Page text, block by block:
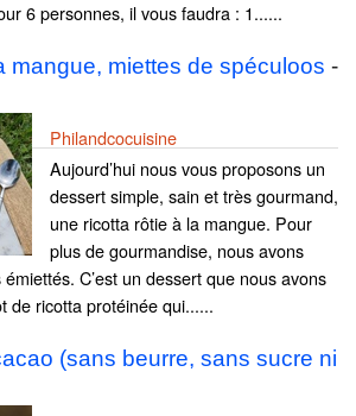
6 personnes, il vous faudra : 1......
mangue, miettes de spéculoos -
Philandcocuisine
Aujourd’hui nous vous proposons un
dessert simple, sain et très gourmand,
une ricotta rôtie à la mangue. Pour
plus de gourmandise, nous avons
C’est un dessert que nous avons
de ricotta protéinée qui......
(sans beurre, sans sucre ni